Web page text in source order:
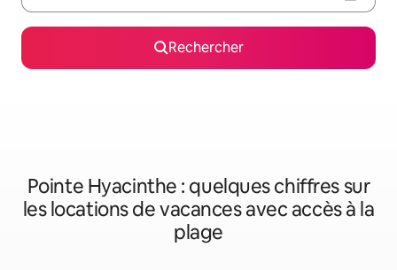
Rechercher
Pointe Hyacinthe : quelques chiffres sur
les locations de vacances avec accès à la
plage